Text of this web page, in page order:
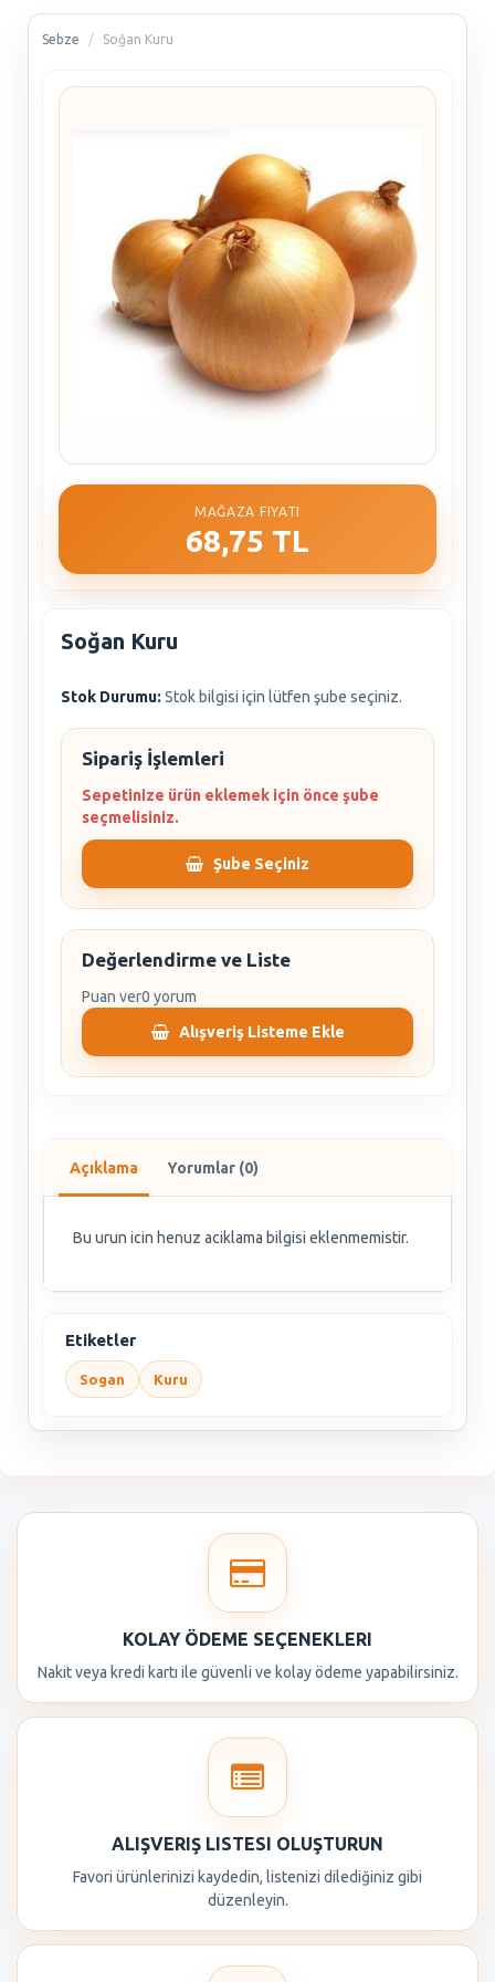
Sebze Soğan Kuru
MAĞAZA FIYATI
68,75 TL
Soğan Kuru
Stok Durumu: Stok bilgisi için lütfen şube seçiniz.
Sipariş İşlemleri
Sepetinize ürün eklemek için önce şube
seçmelisiniz.
Şube Seçiniz
Değerlendirme ve Liste
Puan ver0 yorum
Alışveriş Listeme Ekle
Açıklama Yorumlar (0)
Bu urun icin henuz aciklama bilgisi eklenmemistir.
Etiketler
Sogan Kuru
KOLAY ÖDEME SEÇENEKLERI
Nakit veya kredi kartı ile güvenli ve kolay ödeme yapabilirsiniz.
ALIŞVERIŞ LISTESI OLUŞTURUN
Favori ürünlerinizi kaydedin, listenizi dilediğiniz gibi
düzenleyin.